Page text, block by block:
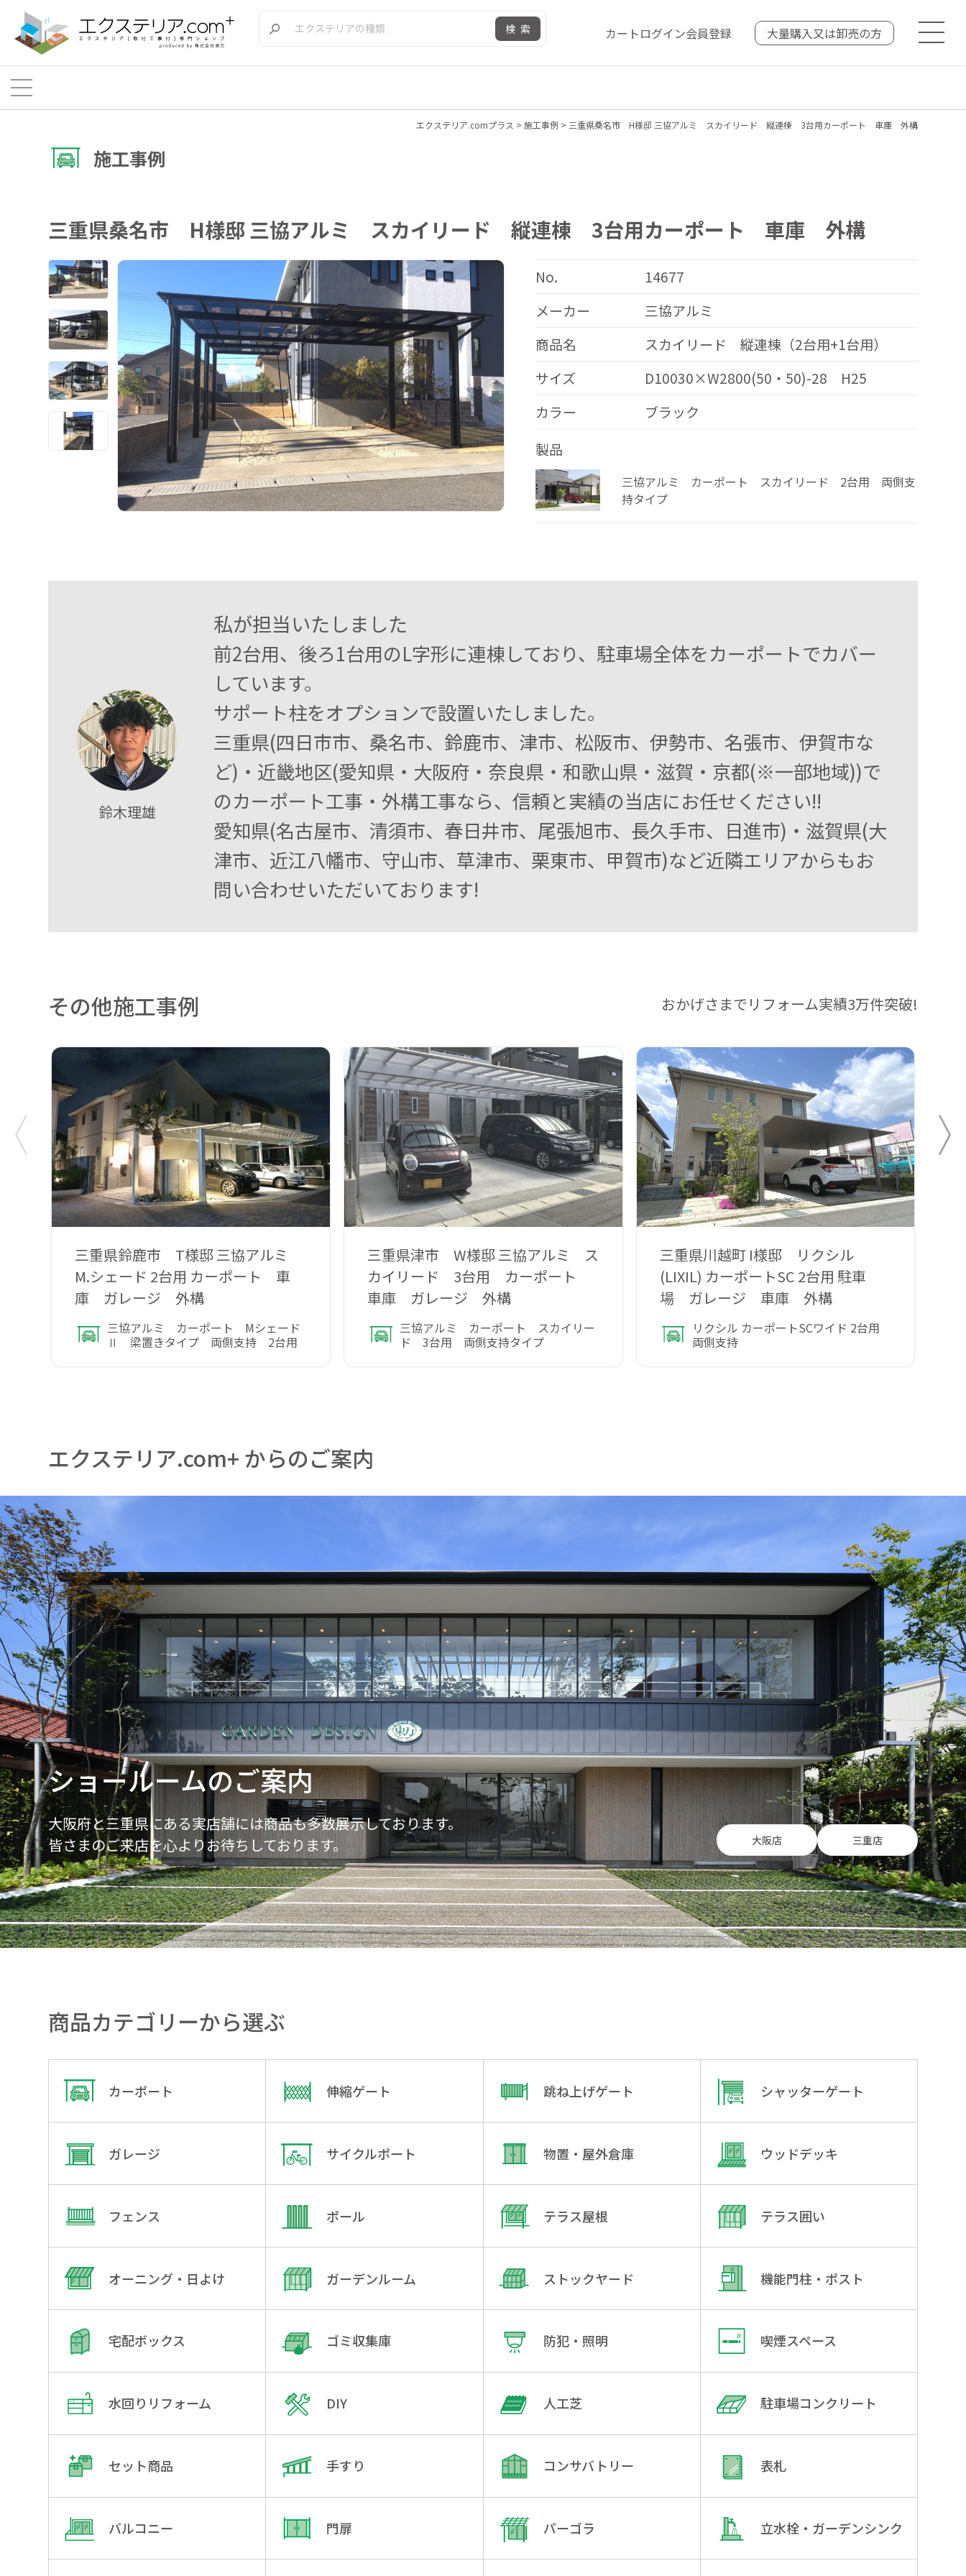
検索 カートログイン会員登録 大量購入又は卸売の方
エクステリア.comプラス > 施工事例 > 三重県桑名市 H様邸 三協アルミ スカイリード 縦連棟 3台用カーポート 車庫 外構
施工事例
三重県桑名市 H様邸 三協アルミ スカイリード 縦連棟 3台用カーポート 車庫 外構
No.
14677
メーカー
三協アルミ
商品名
スカイリード 縦連棟（2台用+1台用）
サイズ
D10030×W2800(50・50)-28 H25
カラー
ブラック
製品
三協アルミ カーポート スカイリード 2台用 両側支
持タイプ
鈴木理雄
私が担当いたしました
前2台用、後ろ1台用のL字形に連棟しており、駐車場全体をカーポートでカバー
しています。
サポート柱をオプションで設置いたしました。
三重県(四日市市、桑名市、鈴鹿市、津市、松阪市、伊勢市、名張市、伊賀市な
ど)・近畿地区(愛知県・大阪府・奈良県・和歌山県・滋賀・京都(※一部地域))で
のカーポート工事・外構工事なら、信頼と実績の当店にお任せください!!
愛知県(名古屋市、清須市、春日井市、尾張旭市、長久手市、日進市)・滋賀県(大
津市、近江八幡市、守山市、草津市、栗東市、甲賀市)など近隣エリアからもお
問い合わせいただいております!
その他施工事例 おかげさまでリフォーム実績3万件突破!
三重県鈴鹿市 T様邸 三協アルミ
M.シェード 2台用 カーポート 車
庫 ガレージ 外構
三協アルミ カーポート Mシェード
Ⅱ 梁置きタイプ 両側支持 2台用
三重県津市 W様邸 三協アルミ ス
カイリード 3台用 カーポート
車庫 ガレージ 外構
三協アルミ カーポート スカイリー
ド 3台用 両側支持タイプ
三重県川越町 I様邸 リクシル
(LIXIL) カーポートSC 2台用 駐車
場 ガレージ 車庫 外構
リクシル カーポートSCワイド 2台用
両側支持
エクステリア.com+ からのご案内
ショールームのご案内
大阪府と三重県にある実店舗には商品も多数展示しております。
皆さまのご来店を心よりお待ちしております。
大阪店 三重店
商品カテゴリーから選ぶ
カーポート 伸縮ゲート 跳ね上げゲート シャッターゲート
ガレージ サイクルポート 物置・屋外倉庫 ウッドデッキ
フェンス ポール テラス屋根 テラス囲い
オーニング・日よけ ガーデンルーム ストックヤード 機能門柱・ポスト
宅配ボックス ゴミ収集庫 防犯・照明 喫煙スペース
水回りリフォーム DIY 人工芝 駐車場コンクリート
セット商品 手すり コンサバトリー 表札
バルコニー 門扉 パーゴラ 立水栓・ガーデンシンク